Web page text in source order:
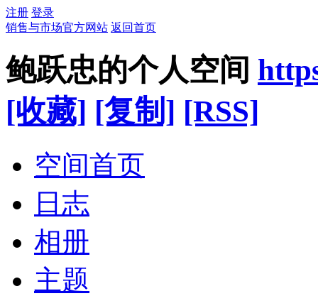
注册 登录
销售与市场官方网站 返回首页
鲍跃忠的个人空间
[收藏] [复制] [RSS]
空间首页
日志
相册
主题